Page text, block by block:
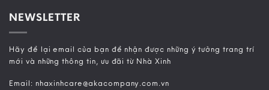
NEWSLETTER
Hãy để lại email của bạn để nhận được những ý tưởng trang trí
mới và những thông tin, ưu đãi từ Nhà Xinh
Email: nhaxinhcare@akacompany.com.vn